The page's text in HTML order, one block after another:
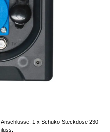
1 x Schuko-Steckdose 230